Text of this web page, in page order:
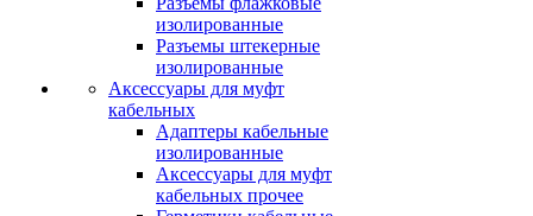
изолированные
Разъемы штекерные
изолированные
Аксессуары для муфт
кабельных
Адаптеры кабельные
изолированные
Аксессуары для муфт
кабельных прочее